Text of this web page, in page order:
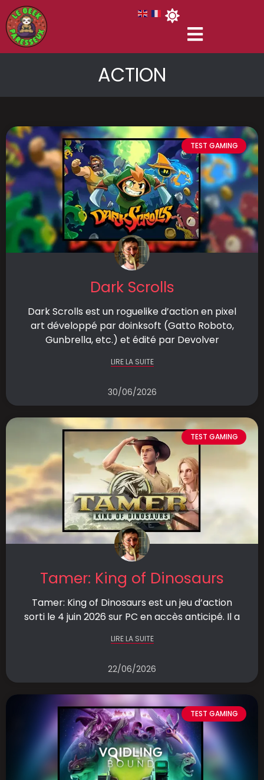
ACTION
TEST GAMING
Dark Scrolls
Dark Scrolls est un roguelike d’action en pixel
art développé par doinksoft (Gatto Roboto,
Gunbrella, etc.) et édité par Devolver
LIRE LA SUITE
30/06/2026
TEST GAMING
Tamer: King of Dinosaurs
Tamer: King of Dinosaurs est un jeu d’action
sorti le 4 juin 2026 sur PC en accès anticipé. Il a
LIRE LA SUITE
22/06/2026
TEST GAMING